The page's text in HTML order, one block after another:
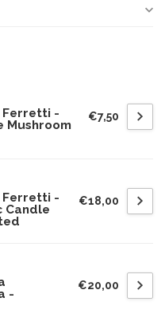
Ferretti -
Mushroom
€7,50
Ferretti -
Candle
€18,00
-
€20,00